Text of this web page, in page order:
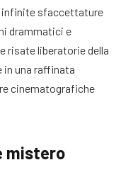
infinite sfaccettature
drammatici e
risate liberatorie della
in una raffinata
cinematografiche
mistero